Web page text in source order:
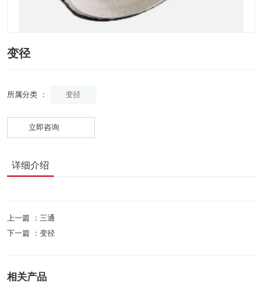
变径
所属分类 ： 变径
立即咨询
详细介绍
上一篇 ： 三通
下一篇 ： 变径
相关产品